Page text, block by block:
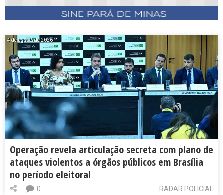
4 de agosto de 2026
Operação revela articulação secreta com plano de
ataques violentos a órgãos públicos em Brasília
no período eleitoral
RADAR POLICIAL
0